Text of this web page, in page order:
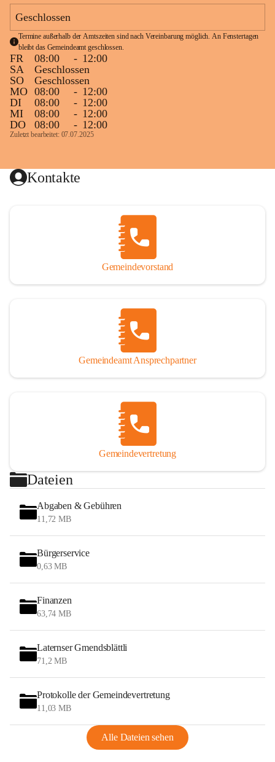
1 Seite•0,1 MB
Geschlossen
Termine außerhalb der Amtszeiten sind nach Vereinbarung möglich. An Fenstertagen
bleibt das Gemeindeamt geschlossen.
FR 08:00 - 12:00
SA
Geschlossen
SO
Geschlossen
MO 08:00 - 12:00
DI
08:00 - 12:00
MI
08:00 - 12:00
DO
08:00 - 12:00
Zuletzt bearbeitet: 07.07.2025
Kontakte
Gemeindevorstand
Gemeindeamt Ansprechpartner
Gemeindevertretung
Dateien
Abgaben & Gebühren
11,72 MB
Bürgerservice
0,63 MB
Finanzen
63,74 MB
Laternser Gmendsblättli
71,2 MB
Protokolle der Gemeindevertretung
11,03 MB
Alle Dateien sehen